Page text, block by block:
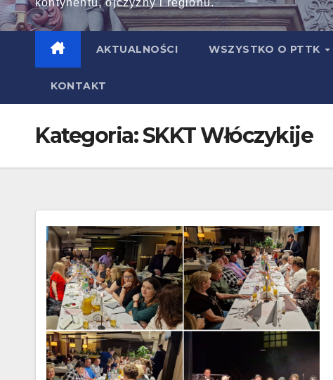
AKTUALNOŚCI WSZYSTKO O PTTK
KONTAKT
Kategoria:SKKT Włóczykije